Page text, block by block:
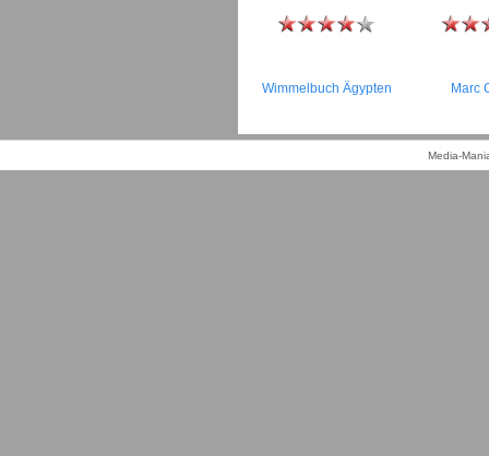
Wimmelbuch Ägypten Marc
Media-